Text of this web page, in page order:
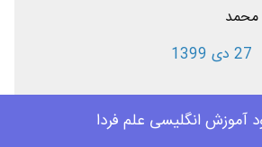
محمد
27 دی 1399
آموزش انگلیسی علم فردا